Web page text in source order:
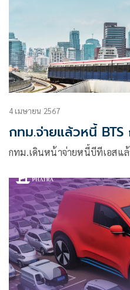
4 เมษายน 2567
กทม.จ่ายแล้วหนี้
กทม.เดินหน้าจ่ายหนี้บีทีเอสแ